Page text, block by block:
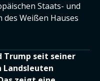
Staats- und
des Weißen Hauses
Trump seit seiner